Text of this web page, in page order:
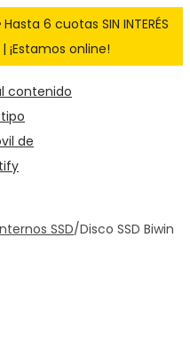
6 cuotas SIN INTERÉS
¡Estamos online!
contenido
SSD/Disco SSD Biwin